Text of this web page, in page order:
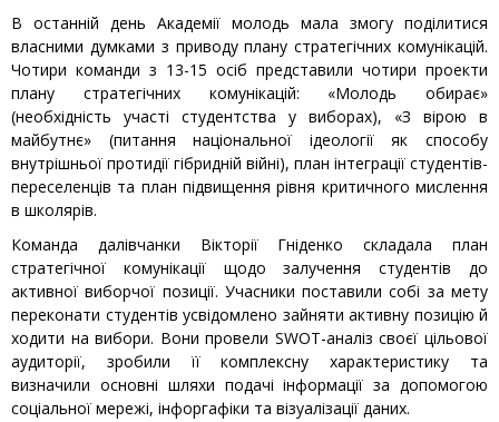
В останній день Академії молодь мала змогу поділитися
власними думками з приводу плану стратегічних комунікацій.
Чотири команди з 13-15 осіб представили чотири проекти
плану стратегічних комунікацій: «Молодь обирає»
(необхідність участі студентства у виборах), «З вірою в
майбутнє» (питання національної ідеології як способу
внутрішньої протидії гібридній війні), план інтеграції студентів-
переселенців та план підвищення рівня критичного мислення
в школярів.
Команда далівчанки Вікторії Гніденко складала план
стратегічної комунікації щодо залучення студентів до
активної виборчої позиції. Учасники поставили собі за мету
переконати студентів усвідомлено зайняти активну позицію й
ходити на вибори. Вони провели SWОТ-аналіз своєї цільової
аудиторії, зробили її комплексну характеристику та
визначили основні шляхи подачі інформації за допомогою
соціальної мережі, інфоргафіки та візуалізації даних.